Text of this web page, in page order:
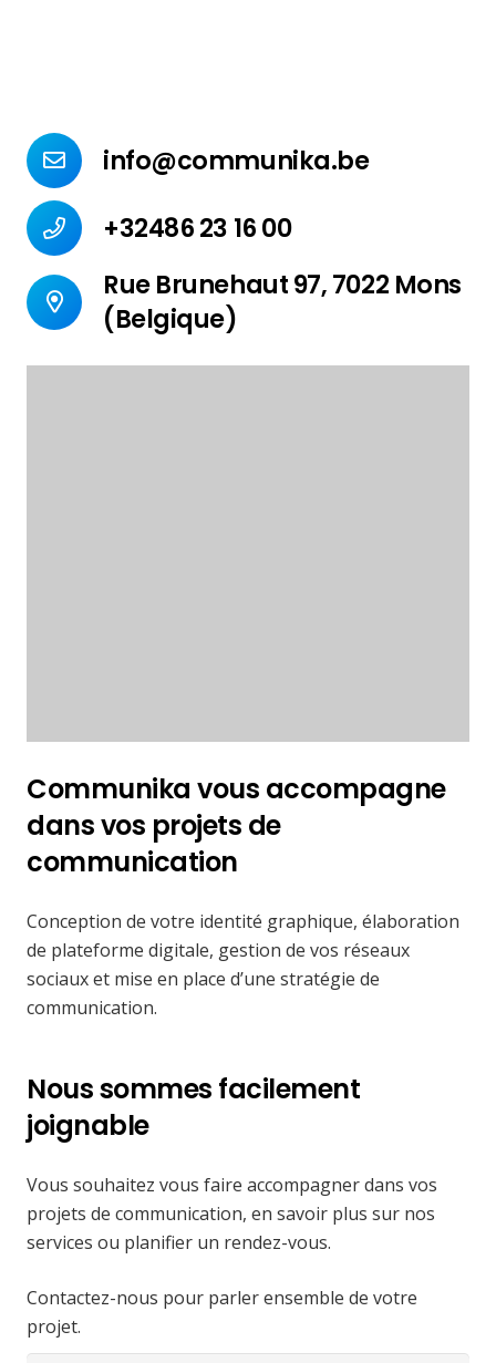
info@communika.be
+32486 23 16 00
Rue Brunehaut 97, 7022 Mons
(Belgique)
Communika vous accompagne
dans vos projets de
communication
Conception de votre identité graphique, élaboration
de plateforme digitale, gestion de vos réseaux
sociaux et mise en place d’une stratégie de
communication.
Nous sommes facilement
joignable
Vous souhaitez vous faire accompagner dans vos
projets de communication, en savoir plus sur nos
services ou planifier un rendez-vous.
Contactez-nous pour parler ensemble de votre
projet.